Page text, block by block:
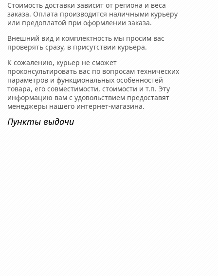
Стоимость доставки зависит от региона и веса
заказа. Оплата производится наличными курьеру
или предоплатой при оформлении заказа.
Внешний вид и комплектность мы просим вас
проверять сразу, в присутствии курьера.
К сожалению, курьер не сможет
проконсультировать вас по вопросам технических
параметров и функциональных особенностей
товара, его совместимости, стоимости и т.п. Эту
информацию вам с удовольствием предоставят
менеджеры нашего интернет-магазина.
Пункты выдачи